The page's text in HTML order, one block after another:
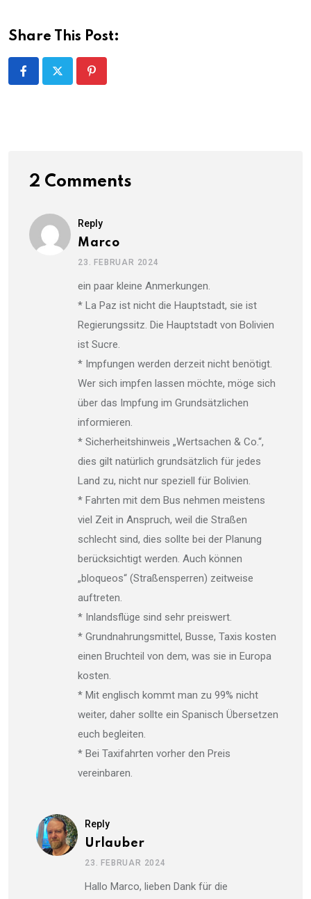
Share This Post:
2 Comments
Reply
Marco
23. FEBRUAR 2024
ein paar kleine Anmerkungen.
* La Paz ist nicht die Hauptstadt, sie ist
Regierungssitz. Die Hauptstadt von Bolivien
ist Sucre.
* Impfungen werden derzeit nicht benötigt.
Wer sich impfen lassen möchte, möge sich
über das Impfung im Grundsätzlichen
informieren.
* Sicherheitshinweis „Wertsachen & Co.“,
dies gilt natürlich grundsätzlich für jedes
Land zu, nicht nur speziell für Bolivien.
* Fahrten mit dem Bus nehmen meistens
viel Zeit in Anspruch, weil die Straßen
schlecht sind, dies sollte bei der Planung
berücksichtigt werden. Auch können
„bloqueos“ (Straßensperren) zeitweise
auftreten.
* Inlandsflüge sind sehr preiswert.
* Grundnahrungsmittel, Busse, Taxis kosten
einen Bruchteil von dem, was sie in Europa
kosten.
* Mit englisch kommt man zu 99% nicht
weiter, daher sollte ein Spanisch Übersetzen
euch begleiten.
* Bei Taxifahrten vorher den Preis
vereinbaren.
Reply
Urlauber
23. FEBRUAR 2024
Hallo Marco, lieben Dank für die